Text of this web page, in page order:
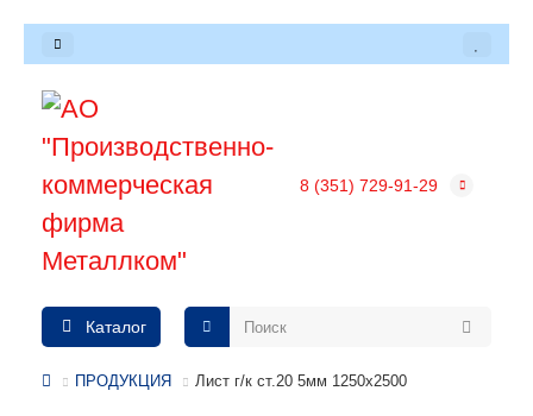
8 (351) 729-91-29
Каталог
ПРОДУКЦИЯ Лист г/к ст.20 5мм 1250x2500